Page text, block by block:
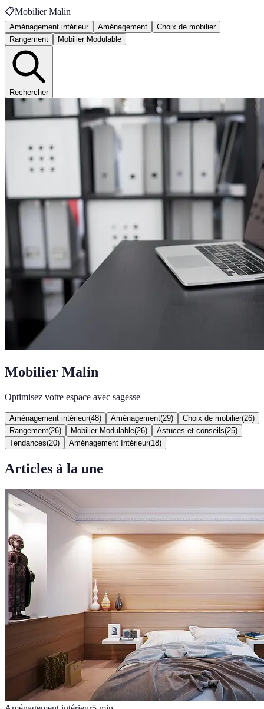
📋Mobilier Malin
Aménagement intérieur Aménagement
Choix de mobilier
Rangement
Mobilier Modulable
Rechercher
Mobilier Malin
Optimisez votre espace avec sagesse
Aménagement intérieur(48) Aménagement(29) Choix de mobilier(26)
Rangement(26) Mobilier Modulable(26) Astuces et conseils(25)
Tendances(20) Aménagement Intérieur(18)
Articles à la une